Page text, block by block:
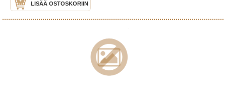
LISÄÄ OSTOSKORIIN